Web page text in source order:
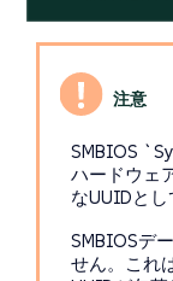
SMBIOS
ハードウェ
なUUIDとし
SMBIOSデ
せん。これ